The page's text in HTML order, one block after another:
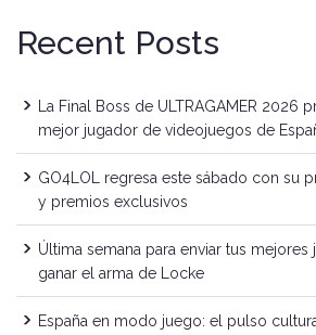
Recent Posts
La Final Boss de ULTRAGAMER 2026
mejor jugador de videojuegos de
GO4LOL regresa este sábado con su
y premios exclusivos
Última semana para enviar tus
ganar el arma de Locke
España en modo juego: el pulso